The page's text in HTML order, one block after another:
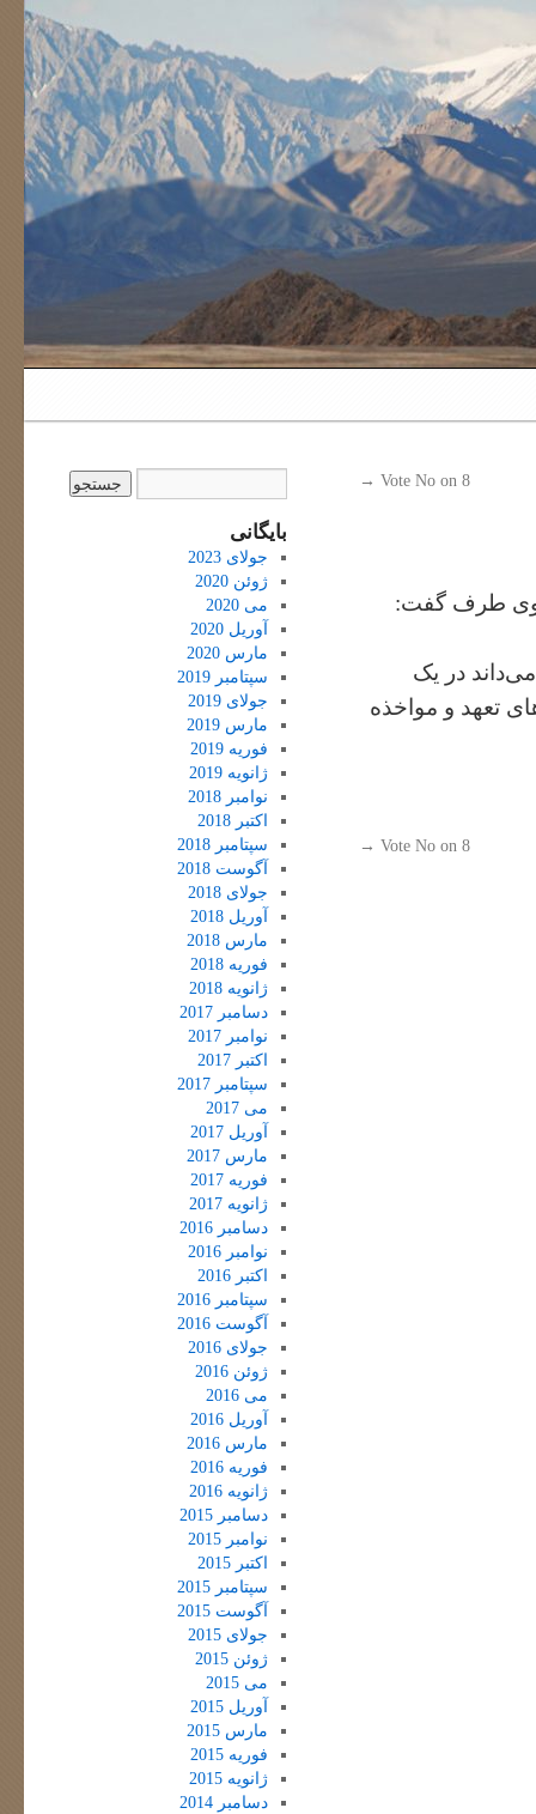
Vote No on 8
→
روی طرف گفت:
در یک
تعهد و مواخذه
Vote No on 8
→
بایگانی
جولای 2023
ژوئن 2020
می 2020
آوریل 2020
مارس 2020
سپتامبر 2019
جولای 2019
مارس 2019
فوریه 2019
ژانویه 2019
نوامبر 2018
اکتبر 2018
سپتامبر 2018
آگوست 2018
جولای 2018
آوریل 2018
مارس 2018
فوریه 2018
ژانویه 2018
دسامبر 2017
نوامبر 2017
اکتبر 2017
سپتامبر 2017
می 2017
آوریل 2017
مارس 2017
فوریه 2017
ژانویه 2017
دسامبر 2016
نوامبر 2016
اکتبر 2016
سپتامبر 2016
آگوست 2016
جولای 2016
ژوئن 2016
می 2016
آوریل 2016
مارس 2016
فوریه 2016
ژانویه 2016
دسامبر 2015
نوامبر 2015
اکتبر 2015
سپتامبر 2015
آگوست 2015
جولای 2015
ژوئن 2015
می 2015
آوریل 2015
مارس 2015
فوریه 2015
ژانویه 2015
دسامبر 2014